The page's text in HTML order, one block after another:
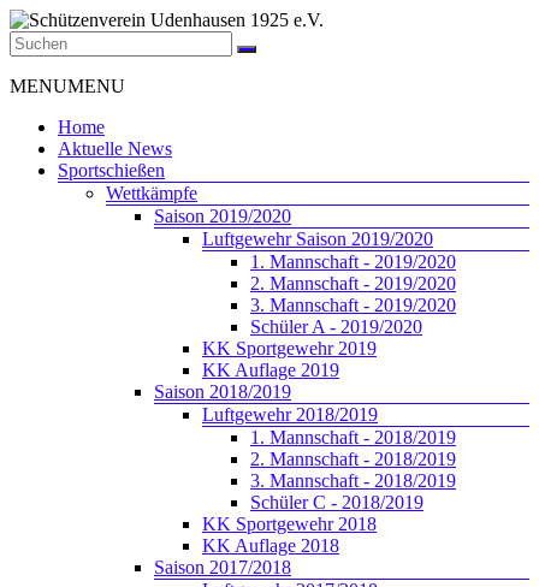
Zum
Inhalt
springen
Schützenverein
Udenhausen
e.V.
Schützenverein
Menü
MENUMENU
Home
Aktuelle News
Sportschießen
Wettkämpfe
Saison 2019/2020
Luftgewehr Saison 2019/2020
1. Mannschaft - 2019/2020
2. Mannschaft - 2019/2020
3. Mannschaft - 2019/2020
Schüler A - 2019/2020
KK Sportgewehr 2019
KK Auflage 2019
Saison 2018/2019
Luftgewehr 2018/2019
1. Mannschaft - 2018/2019
2. Mannschaft - 2018/2019
3. Mannschaft - 2018/2019
Schüler C - 2018/2019
KK Sportgewehr 2018
KK Auflage 2018
Saison 2017/2018